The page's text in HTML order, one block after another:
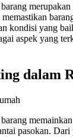
kondisi yang
aspek yang
dalam
pasokan. Dari